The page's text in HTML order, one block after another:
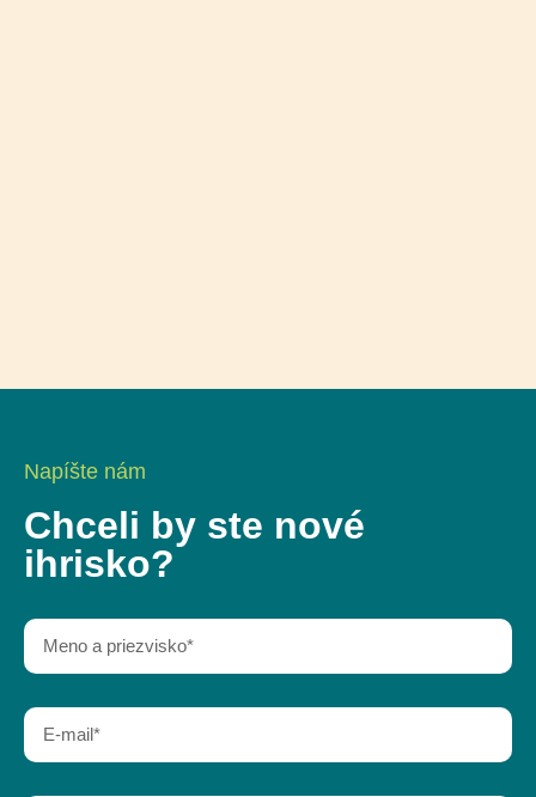
Napíšte nám
Chceli by ste nové
ihrisko?